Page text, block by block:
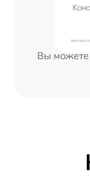
Вы можете